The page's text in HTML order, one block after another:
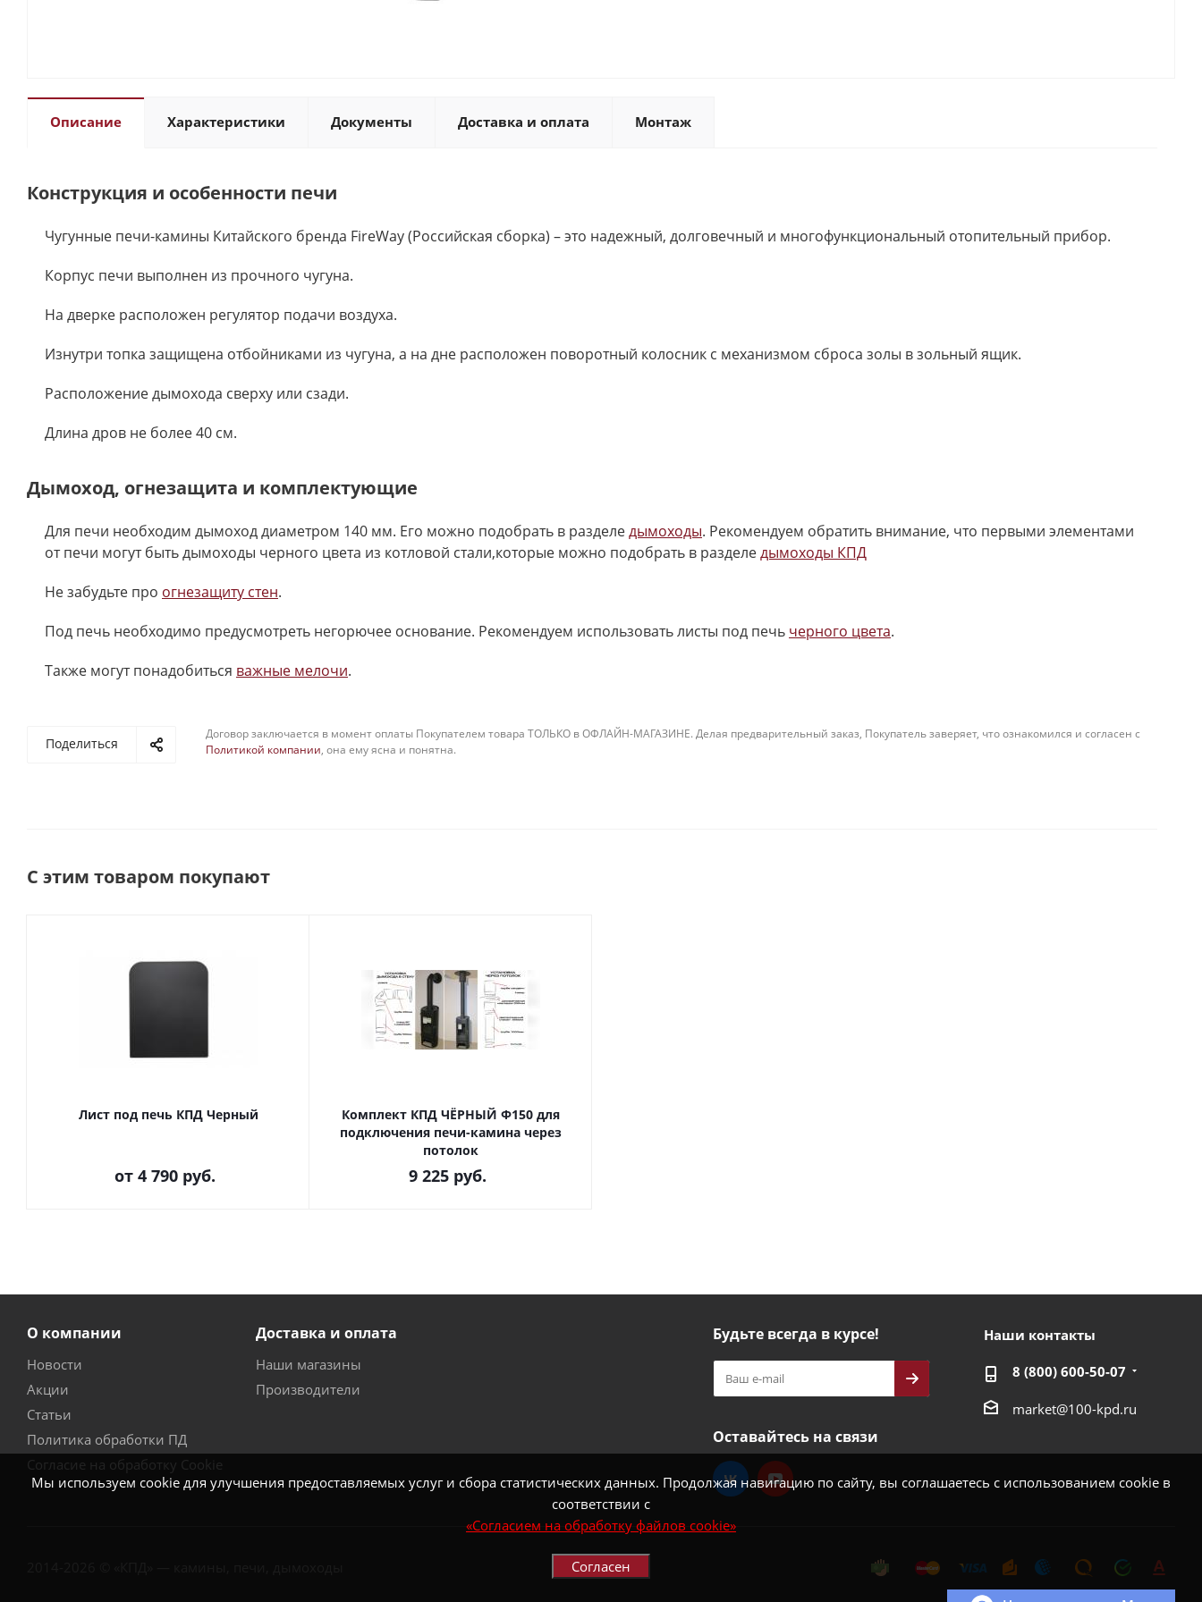
Мы используем cookie для улучшения предоставляемых услуг и сбора статистических данных. Продолжая навигацию по сайту, вы соглашаетесь с использованием cookie в
соответствии с
«Согласием на обработку файлов cookie»
Согласен
Описание Характеристики Документы Доставка и оплата Монтаж
Конструкция и особенности печи
Чугунные печи-камины Китайского бренда FireWay (Российская сборка) – это надежный, долговечный и многофункциональный отопительный прибор.
Корпус печи выполнен из прочного чугуна.
На дверке расположен регулятор подачи воздуха.
Изнутри топка защищена отбойниками из чугуна, а на дне расположен поворотный колосник с механизмом сброса золы в зольный ящик.
Расположение дымохода сверху или сзади.
Длина дров не более 40 см.
Дымоход, огнезащита и комплектующие
Для печи необходим дымоход диаметром 140 мм. Его можно подобрать в разделедымоходы. Рекомендуем обратить внимание, что первыми элементами
от печи могут быть дымоходы черного цвета из котловой стали,которые можно подобрать в разделедымоходы КПД
Не забудьте про огнезащиту стен.
Под печь необходимо предусмотреть негорючее основание. Рекомендуем использовать листы под печь черного цвета.
Также могут понадобиться важные мелочи.
Поделиться
Договор заключается в момент оплаты Покупателем товара ТОЛЬКО в ОФЛАЙН-МАГАЗИНЕ. Делая предварительный заказ, Покупатель заверяет, что ознакомился и согласен с
Политикой компании, она ему ясна и понятна.
С этим товаром покупают
Лист под печь КПД Черный
от 4 790 руб.
Комплект КПД ЧЁРНЫЙ Ф150 для
подключения печи-камина через
потолок
9 225 руб.
О компании
Новости
Акции
Статьи
Политика обработки ПД
Согласие на обработку Cookie
Доставка и оплата
Наши магазины
Производители
Будьте всегда в курсе!
Оставайтесь на связи
Наши контакты
8 (800) 600-50-07
market@100-kpd.ru